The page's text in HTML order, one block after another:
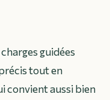
guidées
tout en
convient aussi bien